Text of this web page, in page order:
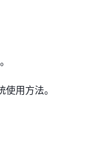
用方法。